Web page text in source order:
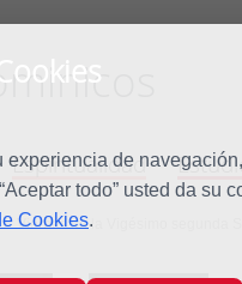
de
todo” usted da su
Cookies.
Espiritualidad
Viernes de la Vigésimo segunda